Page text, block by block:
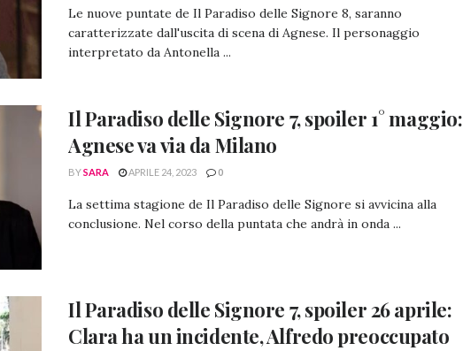
Le nuove puntate de Il Paradiso delle Signore 8, saranno
caratterizzate dall'uscita di scena di Agnese. Il personaggio
interpretato da Antonella ...
Il Paradiso delle Signore 7, spoiler 1° maggio:
Agnese va via da Milano
BYSARA APRILE 24, 2023 0
La settima stagione de Il Paradiso delle Signore si avvicina alla
conclusione. Nel corso della puntata che andrà in onda ...
Il Paradiso delle Signore 7, spoiler 26 aprile:
Clara ha un incidente, Alfredo preoccupato